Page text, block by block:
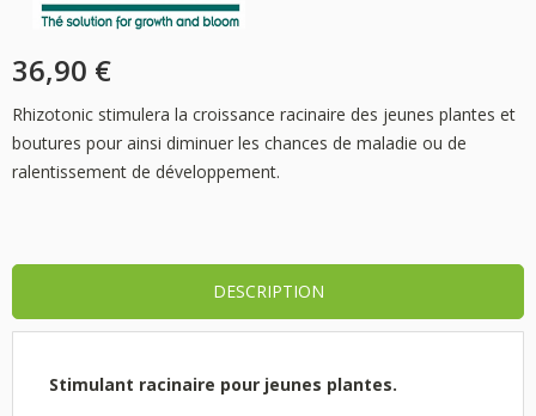
36,90 €
Rhizotonic stimulera la croissance racinaire des jeunes plantes et
boutures pour ainsi diminuer les chances de maladie ou de
ralentissement de développement.
DESCRIPTION
Stimulant racinaire pour jeunes plantes.